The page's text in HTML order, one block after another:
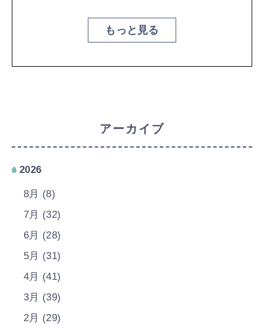
もっと見る
アーカイブ
2026
8月 (8)
7月 (32)
6月 (28)
5月 (31)
4月 (41)
3月 (39)
2月 (29)